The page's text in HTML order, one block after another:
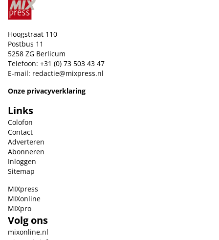
Hoogstraat 110
Postbus 11
5258 ZG Berlicum
Telefoon: +31 (0) 73 503 43 47
E-mail: redactie@mixpress.nl
Onze privacyverklaring
Links
Colofon
Contact
Adverteren
Abonneren
Inloggen
Sitemap
MIXpress
MIXonline
MIXpro
Volg ons
mixonline.nl